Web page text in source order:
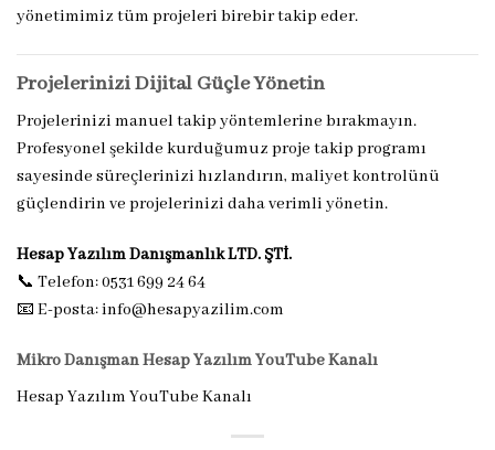
yönetimimiz tüm projeleri birebir takip eder.
Projelerinizi Dijital Güçle Yönetin
Projelerinizi manuel takip yöntemlerine bırakmayın.
Profesyonel şekilde kurduğumuz proje takip programı
sayesinde süreçlerinizi hızlandırın, maliyet kontrolünü
güçlendirin ve projelerinizi daha verimli yönetin.
Hesap Yazılım Danışmanlık LTD. ŞTİ.
📞 Telefon: 0531 699 24 64
📧 E-posta:info@hesapyazilim.com
Mikro Danışman Hesap Yazılım YouTube Kanalı
Hesap Yazılım YouTube Kanalı